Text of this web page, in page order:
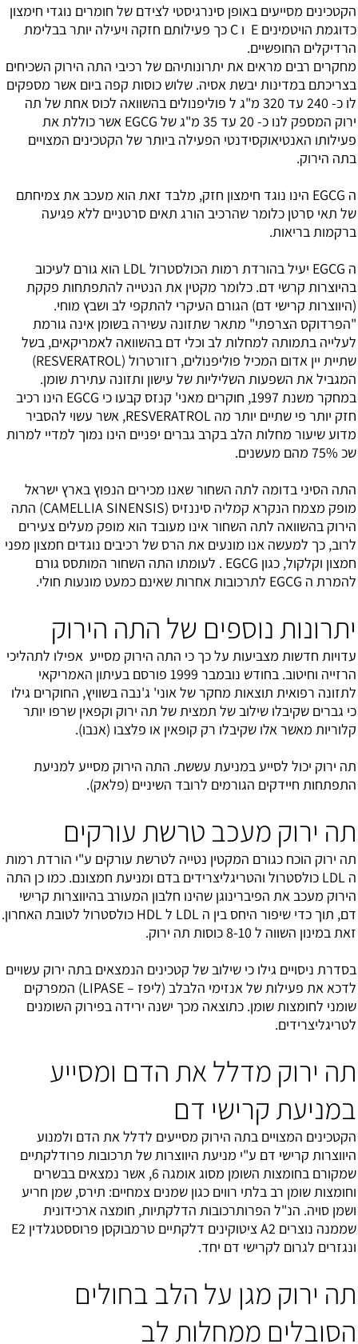
הקטכינים מסייעים באופן סינרגיסטי לצידם של חומרים נוגדי חימצון
כדוגמת הויטמינים E ו C כך פעילותם חזקה ויעילה יותר בבלימת
הרדיקלים החופשיים.
מחקרים רבים מראים את יתרונותיהם של רכיבי התה הירוק השכיחים
בצריכתם במדינות יבשת אסיה. שלוש כוסות קפה ביום אשר מספקים
לו כ- 240 עד 320 מ"ג ל פוליפנולים בהשוואה לכוס אחת של תה
ירוק המספק לנו כ- 20 עד 35 מ"ג של EGCG אשר כוללת את
פעילותו האנטיאוקסידנטי הפעילה ביותר של הקטכינים המצויים
בתה הירוק.
ה EGCG הינו נוגד חימצון חזק, מלבד זאת הוא מעכב את צמיחתם
של תאי סרטן כלומר שהרכיב הורג תאים סרטניים ללא פגיעה
ברקמות בריאות.
ה EGCG יעיל בהורדת רמות הכולסטרול LDL הוא גורם לעיכוב
בהיוצרות קרשי דם. כלומר מקטין את הנטייה להתפתחות פקקת
(היווצרות קרישי דם) הגורם העיקרי להתקפי לב ושבץ מוחי.
"הפרדוקס הצרפתי" מתאר שתזונה עשירה בשומן אינה גורמת
לעלייה בתמותה למחלות לב וכלי דם בהשוואה לאמריקאים, בשל
שתיית יין אדום המכיל פוליפנולים, רזורטרול (RESVERATROL)
המגביל את השפעות השליליות של עישון ותזונה עתירת שומן.
במחקר משנת 1997, חוקרים מאני' קנזס קבעו כי EGCG הינו רכיב
חזק יותר פי שתיים יותר מה RESVERATROL, אשר עשוי להסביר
מדוע שיעור מחלות הלב בקרב גברים יפניים הינו נמוך למדיי למרות
שכ 75% מהם מעשנים.
התה הסיני בדומה לתה השחור שאנו מכירים הנפוץ בארץ ישראל
מופק מצמח הנקרא קמליה סיננזיס (CAMELLIA SINENSIS) התה
הירוק בהשוואה לתה השחור אינו מעובד הוא מופק מעלים צעירים
לרוב, כך למעשה אנו מונעים את הרס של רכיבים נוגדים חמצון מפני
חמצון וקלקול, כגון EGCG . לעומתו התה השחור המותסס גורם
להמרת ה EGCG לתרכובות אחרות שאינם כמעט מונעות חולי.
יתרונות נוספים של התה הירוק
עדויות חדשות מצביעות על כך כי התה הירוק מסייע אפילו לתהליכי
הרזייה וחיטוב. בחודש נובמבר 1999 פורסם בעיתון האמריקאי
לתזונה רפואית תוצאות מחקר של אוני' ג'נבה בשוויץ, החוקרים גילו
כי גברים שקיבלו שילוב של תמצית של תה ירוק וקפאין שרפו יותר
קלוריות מאשר אלו שקיבלו רק קופאין או פלצבו (אנבו).
תה ירוק יכול לסייע במניעת עששת. התה הירוק מסייע למניעת
התפתחות חיידקים הגורמים לרובד השיניים (פלאק).
תה ירוק מעכב טרשת עורקים
תה ירוק הוכח כגורם המקטין נטייה לטרשת עורקים ע"י הורדת רמות
ה LDL כולסטרול והטריגליצרידים בדם ומניעת חמצונם. כמו כן התה
הירוק מעכב את הפיברינוגן שהינו חלבון המעורב בהיווצרות קרישי
דם, תוך כדי שיפור היחס בין ה LDL ל HDL כולסטרול לטובת האחרון.
זאת במינון השווה ל 8-10 כוסות תה ירוק.
בסדרת ניסויים גילו כי שילוב של קטכינים הנמצאים בתה ירוק עשויים
לדכא את פעילות של אנזימי הלבלב (ליפז – LIPASE) המפרקים
שומני לחומצות שומן. כתוצאה מכך ישנה ירידה בפירוק השומנים
לטריגליצרידים.
תה ירוק מדלל את הדם ומסייע
במניעת קרישי דם
הקטכינים המצויים בתה הירוק מסייעים לדלל את הדם ולמנוע
היווצרות קרישי דם ע"י מניעת היווצרות של תרכובות פרודלקתיים
שמקורם בחומצות השומן מסוג אומגה 6, אשר נמצאים בבשרים
וחומצות שומן רב בלתי רווים כגון שמנים צמחיים: תירס, שמן חריע
ושמן סויה. הנ"ל הפרותרכובות הדלקתיות, חומצה ארכידונית
שממנה נוצרים A2 ציטוקינים דלקתיים טרמבוקסן פרוססטגלדין E2
ונגזרים לגרום לקרישי דם יחד.
תה ירוק מגן על הלב בחולים
הסובלים ממחלות לב